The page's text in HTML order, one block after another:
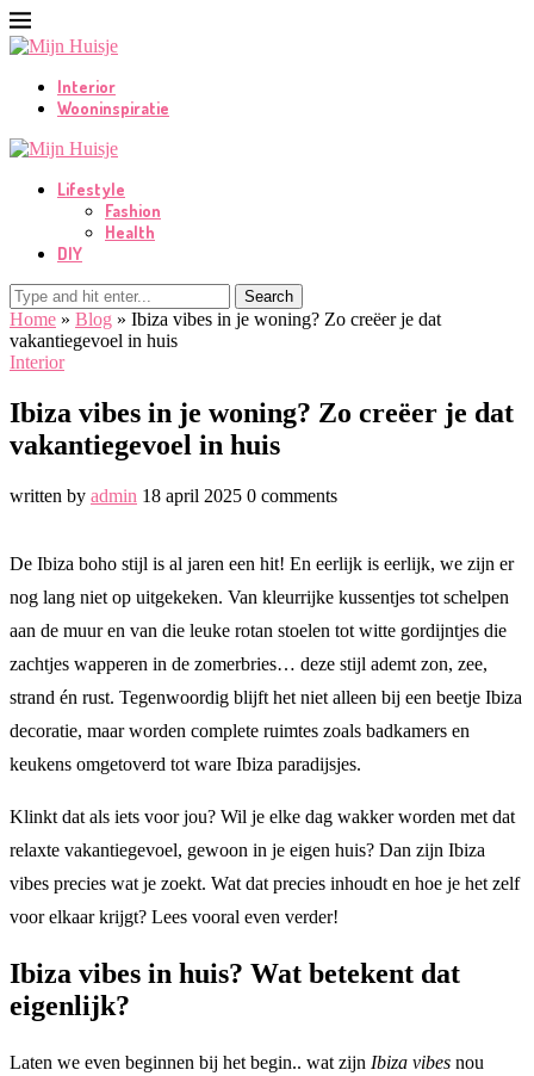
Interior
Wooninspiratie
Lifestyle
Fashion
Health
DIY
Search
Home » Blog » Ibiza vibes in je woning? Zo creëer je dat
vakantiegevoel in huis
Interior
Ibiza vibes in je woning? Zo creëer je dat
vakantiegevoel in huis
written by admin 18 april 2025 0 comments
De Ibiza boho stijl is al jaren een hit! En eerlijk is eerlijk, we zijn er
nog lang niet op uitgekeken. Van kleurrijke kussentjes tot schelpen
aan de muur en van die leuke rotan stoelen tot witte gordijntjes die
zachtjes wapperen in de zomerbries… deze stijl ademt zon, zee,
strand én rust. Tegenwoordig blijft het niet alleen bij een beetje Ibiza
decoratie, maar worden complete ruimtes zoals badkamers en
keukens omgetoverd tot ware Ibiza paradijsjes.
Klinkt dat als iets voor jou? Wil je elke dag wakker worden met dat
relaxte vakantiegevoel, gewoon in je eigen huis? Dan zijn Ibiza
vibes precies wat je zoekt. Wat dat precies inhoudt en hoe je het zelf
voor elkaar krijgt? Lees vooral even verder!
Ibiza vibes in huis? Wat betekent dat
eigenlijk?
Laten we even beginnen bij het begin.. wat zijn Ibiza vibes nou